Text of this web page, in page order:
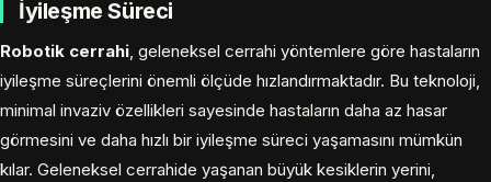
İyileşme Süreci
Robotik cerrahi, geleneksel cerrahi yöntemlere göre hastaların
iyileşme süreçlerini önemli ölçüde hızlandırmaktadır. Bu teknoloji,
minimal invaziv özellikleri sayesinde hastaların daha az hasar
görmesini ve daha hızlı bir iyileşme süreci yaşamasını mümkün
kılar. Geleneksel cerrahide yaşanan büyük kesiklerin yerini,